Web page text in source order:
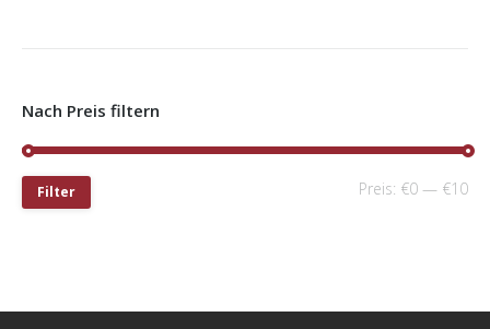
Nach Preis filtern
Filter Preis: €0 — €10